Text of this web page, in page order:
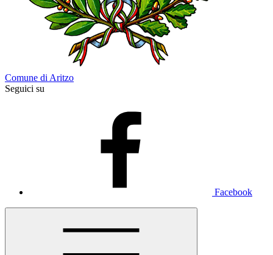
Comune di Aritzo
Seguici su
Facebook